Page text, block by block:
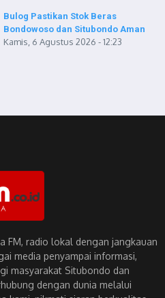
Bulog Pastikan Stok Beras
Bondowoso dan Situbondo Aman
Kamis, 6 Agustus 2026 - 12:23
FM, radio lokal dengan jangkauan
media penyampai informasi,
masyarakat Situbondo dan
dengan dunia melalui